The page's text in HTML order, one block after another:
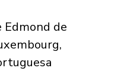
Edmond de